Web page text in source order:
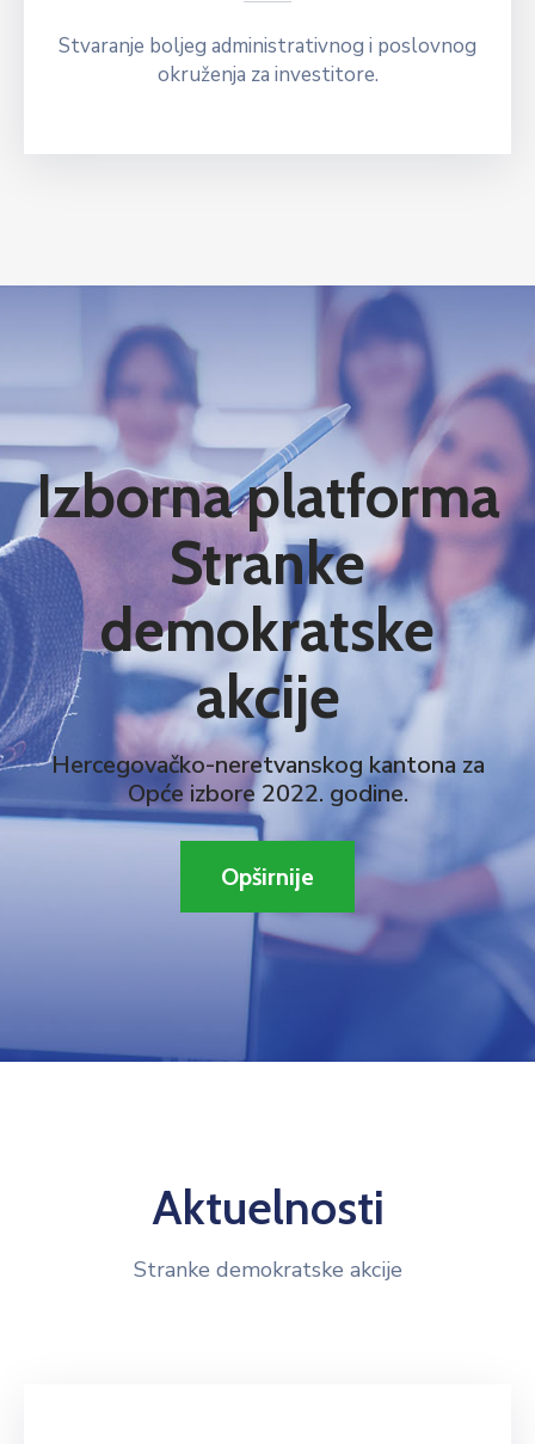
Stvaranje boljeg administrativnog i poslovnog
okruženja za investitore.
Izborna platforma
Stranke
demokratske
akcije
Hercegovačko-neretvanskog kantona za
Opće izbore 2022. godine.
Opširnije
Aktuelnosti
Stranke demokratske akcije